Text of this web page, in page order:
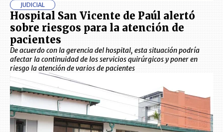
JUDICIAL
Hospital San Vicente de Paúl alertó
sobre riesgos para la atención de
pacientes
De acuerdo con la gerencia del hospital, esta situación podría
afectar la continuidad de los servicios quirúrgicos y poner en
riesgo la atención de varios de pacientes